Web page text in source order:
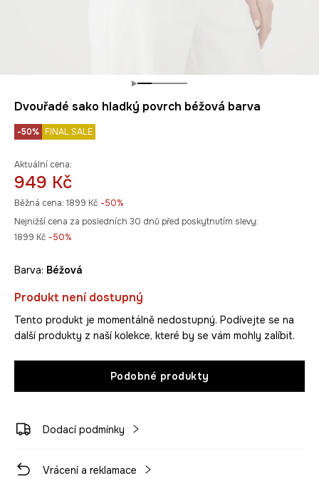
Dvouřadé sako hladký povrch béžová barva
-50% FINAL SALE
Aktuální cena:
949 Kč
Běžná cena: 1899 Kč -50%
Nejnižší cena za posledních 30 dnů před poskytnutím slevy:
1899 Kč -50%
Barva: béžová
Produkt není dostupný
Tento produkt je momentálně nedostupný. Podívejte se na
další produkty z naší kolekce, které by se vám mohly zalíbit.
Podobné produkty
Dodací podmínky
Vrácení a reklamace